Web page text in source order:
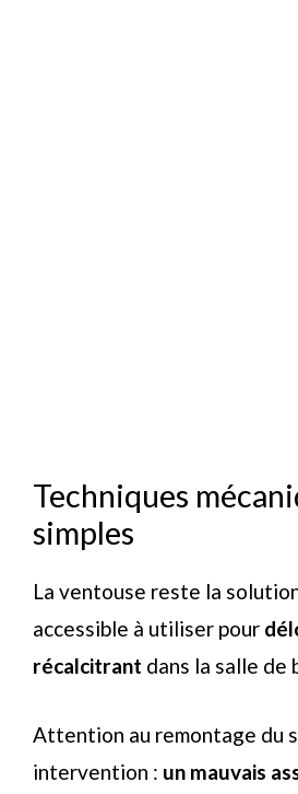
Techniques
simples
La ventouse reste la
accessible à utiliser pour
récalcitrant dans la salle de
Attention au remontage du
intervention : un mauvais